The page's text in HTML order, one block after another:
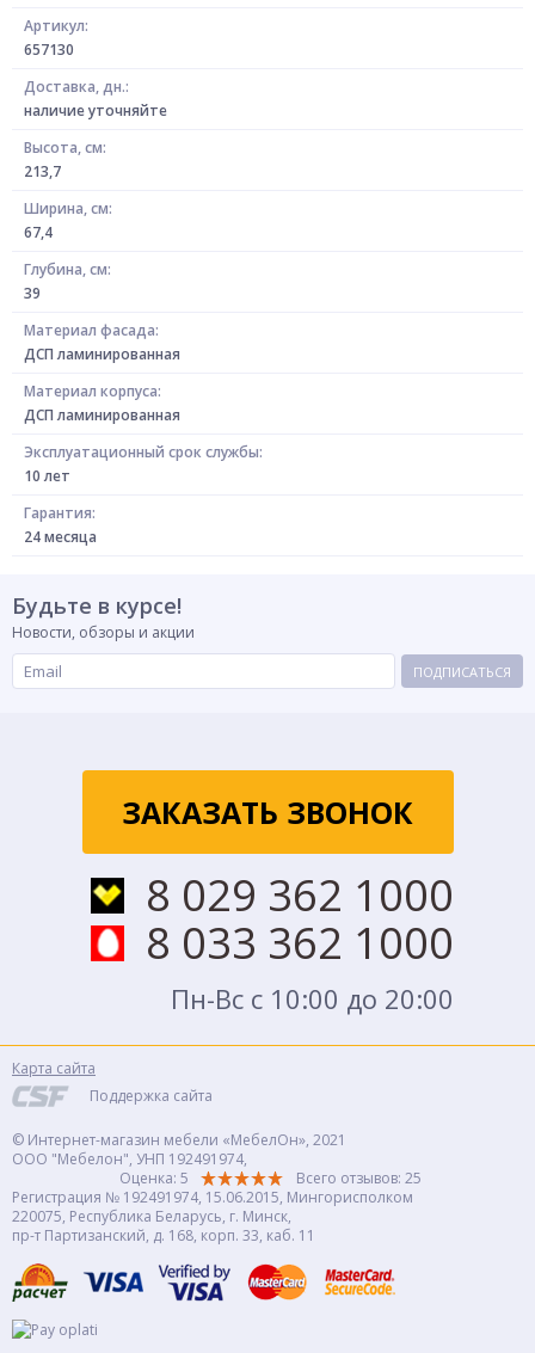
Артикул:
657130
Доставка, дн.:
наличие уточняйте
Высота, см:
213,7
Ширина, см:
67,4
Глубина, см:
39
Материал фасада:
ДСП ламинированная
Материал корпуса:
ДСП ламинированная
Эксплуатационный срок службы:
10 лет
Гарантия:
24 месяца
Будьте в курсе!
Новости, обзоры и акции
ПОДПИСАТЬСЯ
ЗАКАЗАТЬ ЗВОНОК
8 029 362 1000
8 033 362 1000
Пн-Вс с 10:00 до 20:00
Карта сайта
Поддержка сайта
© Интернет-магазин мебели «МебелОн», 2021
ООО "Мебелон", УНП 192491974,
Оценка: 5
Всего отзывов: 25
Регистрация № 192491974, 15.06.2015, Мингорисполком
220075, Республика Беларусь, г. Минск,
пр-т Партизанский, д. 168, корп. 33, каб. 11